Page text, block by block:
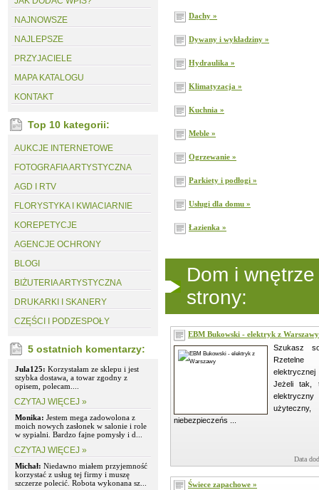
NAJNOWSZE
NAJLEPSZE
PRZYJACIELE
MAPA KATALOGU
KONTAKT
Top 10 kategorii:
AUKCJE INTERNETOWE
FOTOGRAFIA ARTYSTYCZNA
AGD I RTV
FLORYSTYKA I KWIACIARNIE
KOREPETYCJE
AGENCJE OCHRONY
BLOGI
BIŻUTERIA ARTYSTYCZNA
DRUKARKI I SKANERY
CZĘŚCI I PODZESPOŁY
5 ostatnich komentarzy:
Jula125: Korzystałam ze sklepu i jest
szybka dostawa, a towar zgodny z
opisem, polecam....
CZYTAJ WIĘCEJ »
Monika: Jestem mega zadowolona z
moich nowych zasłonek w salonie i role
w sypialni. Bardzo fajne pomysły i d...
CZYTAJ WIĘCEJ »
Michał: Niedawno miałem przyjemność
korzystać z usług tej firmy i muszę
szczerze polecić. Robota wykonana sz...
Dachy »
Dywany i wykładziny »
Hydraulika »
Klimatyzacja »
Kuchnia »
Meble »
Ogrzewanie »
Parkiety i podłogi »
Usługi dla domu »
Łazienka »
Dom i
strony:
EBM Bukowski - elektryk z
Szukasz
Rzetelne
Jeżeli tak,
niebezpieczeńs ...
Data
Świece zapachowe »